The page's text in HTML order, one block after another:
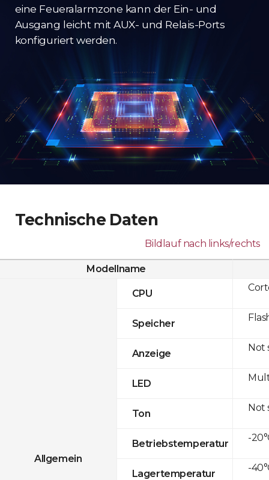
eine Feueralarmzone kann der Ein- und
Ausgang leicht mit AUX- und Relais-Ports
konfiguriert werden.
Technische Daten
Bildlauf nach links/rechts
Modellname
Allgemein
CPU
Speicher
Anzeige
LED
Ton
Betriebstemperatur
Lagertemperatur
Not
Not
-
-